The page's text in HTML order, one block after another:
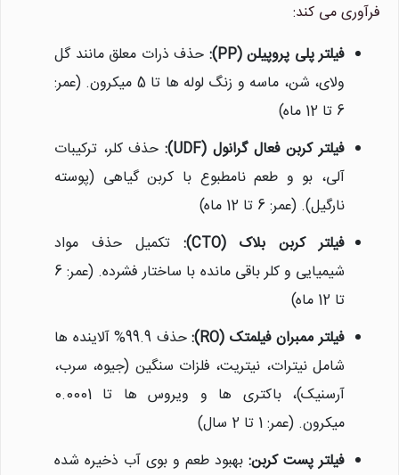
فرآوری می کند:
فیلتر پلی پروپیلن (PP):
حذف ذرات معلق مانند گل
ولای، شن، ماسه و زنگ لوله ها تا 5 میکرون. (عمر:
6 تا 12 ماه)
فیلتر کربن فعال گرانول (UDF):
حذف کلر، ترکیبات
آلی، بو و طعم نامطبوع با کربن گیاهی (پوسته
نارگیل). (عمر: 6 تا 12 ماه)
فیلتر کربن بلاک (CTO):
تکمیل حذف مواد
شیمیایی و کلر باقی مانده با ساختار فشرده. (عمر: 6
تا 12 ماه)
فیلتر ممبران فیلمتک (RO):
حذف 99.9% آلاینده ها
شامل نیترات، نیتریت، فلزات سنگین (جیوه، سرب،
آرسنیک)، باکتری ها و ویروس ها تا 0.0001
میکرون. (عمر: 1 تا 2 سال)
فیلتر پست کربن: بهبود طعم و بوی آب ذخیره شده